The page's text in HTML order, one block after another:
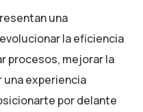
una
la eficiencia
procesos, mejorar la
experiencia
por delante